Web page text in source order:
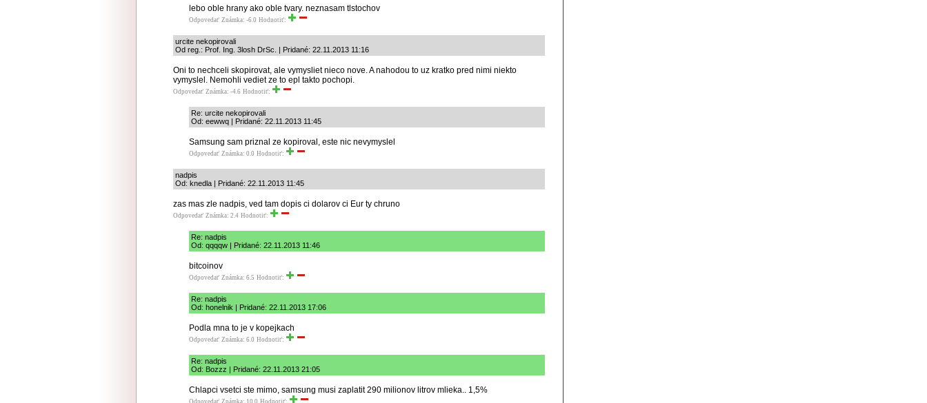
lebo oble hrany ako oble tvary. neznasam tlstochov
Odpovedať Známka: -6.0 Hodnotiť:
urcite nekopirovali
Od reg.: Prof. Ing. 3losh DrSc. | Pridané: 22.11.2013 11:16
Oni to nechceli skopirovat, ale vymysliet nieco nove. A nahodou to uz kratko pred nimi niekto
vymyslel. Nemohli vediet ze to epl takto pochopi.
Odpovedať Známka: -4.6 Hodnotiť:
Re: urcite nekopirovali
Od: eewwq | Pridané: 22.11.2013 11:45
Samsung sam priznal ze kopiroval, este nic nevymyslel
Odpovedať Známka: 0.0 Hodnotiť:
nadpis
Od: knedla | Pridané: 22.11.2013 11:45
zas mas zle nadpis, ved tam dopis ci dolarov ci Eur ty chruno
Odpovedať Známka: 2.4 Hodnotiť:
Re: nadpis
Od: qqqqw | Pridané: 22.11.2013 11:46
bitcoinov
Odpovedať Známka: 6.5 Hodnotiť:
Re: nadpis
Od: honelnik | Pridané: 22.11.2013 17:06
Podla mna to je v kopejkach
Odpovedať Známka: 6.0 Hodnotiť:
Re: nadpis
Od: Bozzz | Pridané: 22.11.2013 21:05
Chlapci vsetci ste mimo, samsung musi zaplatit 290 milionov litrov mlieka.. 1,5%
Odpovedať Známka: 10.0 Hodnotiť: